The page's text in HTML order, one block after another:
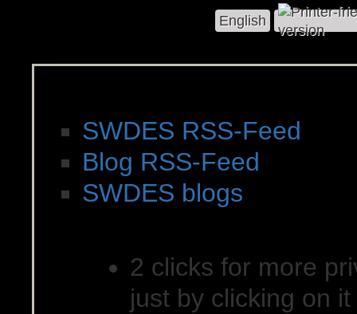
English
SWDES RSS-Feed
Blog RSS-Feed
SWDES blogs
2 clicks for more
just by clicking on